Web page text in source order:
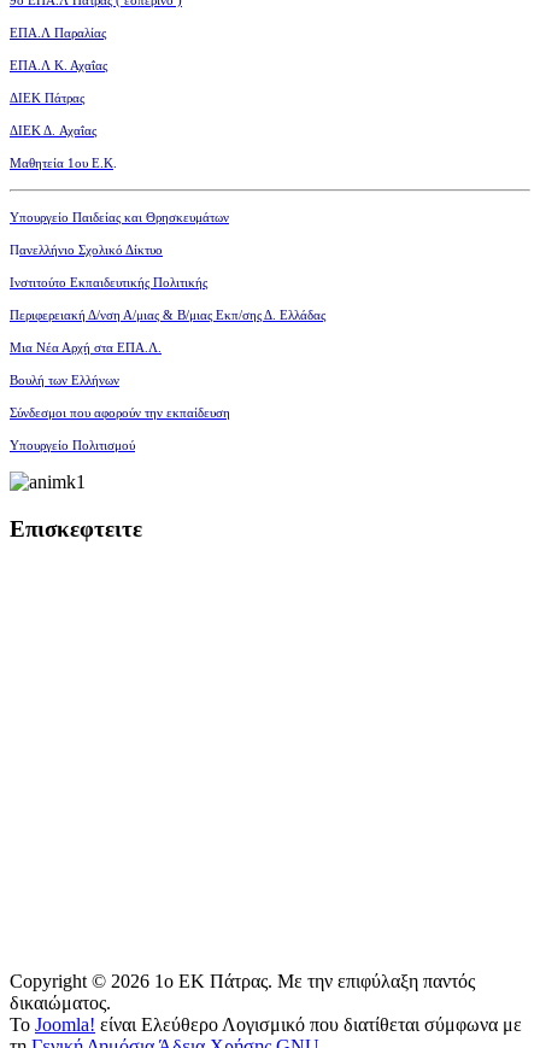
ΕΠΑ.Λ Παραλίας
ΕΠΑ.Λ Κ. Αχαΐας
ΔΙΕΚ Πάτρας
ΔΙΕΚ Δ. Αχαΐας
Μαθητεία 1ου Ε.Κ.
Υπουργείο Παιδείας και Θρησκευμάτων
Πανελλήνιο Σχολικό Δίκτυο
Ινστιτούτο Εκπαιδευτικής Πολιτικής
Περιφερειακή Δ/νση Α/μιας & Β/μιας Εκπ/σης Δ. Ελλάδας
Μια Νέα Αρχή στα ΕΠΑ.Λ.
Βουλή των Ελλήνων
Σύνδεσμοι που αφορούν την εκπαίδευση
Υπουργείο Πολιτισμού
Επισκεφτειτε
Copyright © 2026 1o EK Πάτρας. Με την επιφύλαξη παντός
δικαιώματος.
Το Joomla! είναι Ελεύθερο Λογισμικό που διατίθεται σύμφωνα με